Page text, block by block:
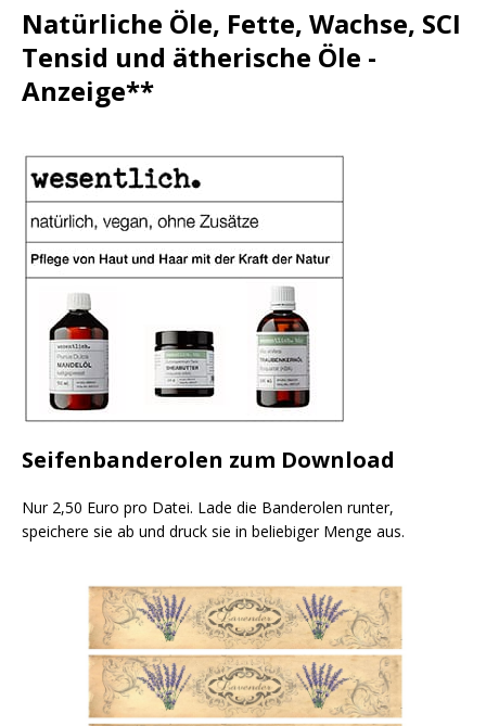
Natürliche Öle, Fette, Wachse, SCI
Tensid und ätherische Öle -
Anzeige**
Seifenbanderolen zum Download
Nur 2,50 Euro pro Datei. Lade die Banderolen runter,
speichere sie ab und druck sie in beliebiger Menge aus.